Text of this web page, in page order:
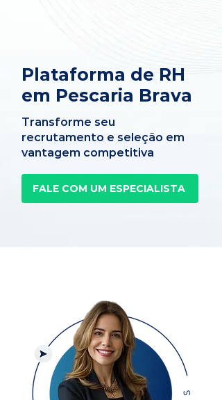
Plataforma de RH
em Pescaria Brava
Transforme seu
recrutamento e seleção em
vantagem competitiva
FALE COM UM ESPECIALISTA